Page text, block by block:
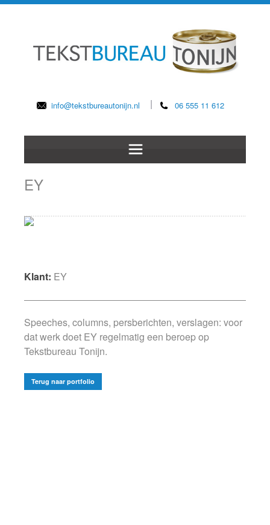
info@tekstbureautonijn.nl 06 555 11 612
EY
Klant: EY
Speeches, columns, persberichten, verslagen: voor
dat werk doet EY regelmatig een beroep op
Tekstbureau Tonijn.
Terug naar portfolio